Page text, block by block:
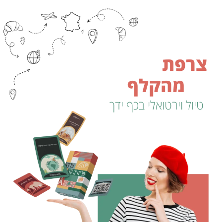
צרפת
מהקלף
טיול וירטואלי בכף ידך